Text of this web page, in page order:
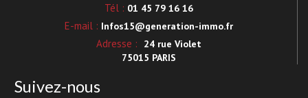
Tél : 01 45 79 16 16
E-mail : Infos15@generation-immo.fr
Adresse :
24 rue Violet
75015 PARIS
Suivez-nous